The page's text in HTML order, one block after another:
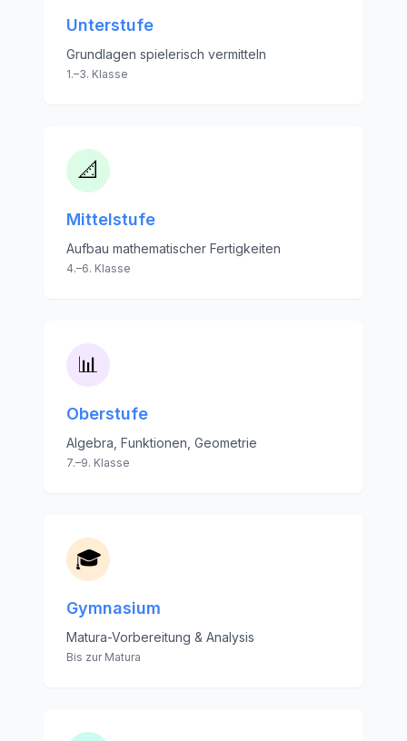
Unterstufe
Grundlagen spielerisch vermitteln
1.–3. Klasse
📐
Mittelstufe
Aufbau mathematischer Fertigkeiten
4.–6. Klasse
📊
Oberstufe
Algebra, Funktionen, Geometrie
7.–9. Klasse
🎓
Gymnasium
Matura-Vorbereitung & Analysis
Bis zur Matura